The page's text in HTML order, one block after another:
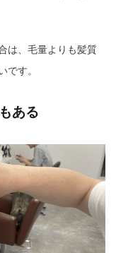
は、毛量よりも髪質
です。
ある